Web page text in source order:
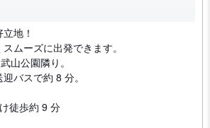
地！
ムーズに出発できます。
山公園隣り。
バスで約 8 分。
徒歩約 9 分